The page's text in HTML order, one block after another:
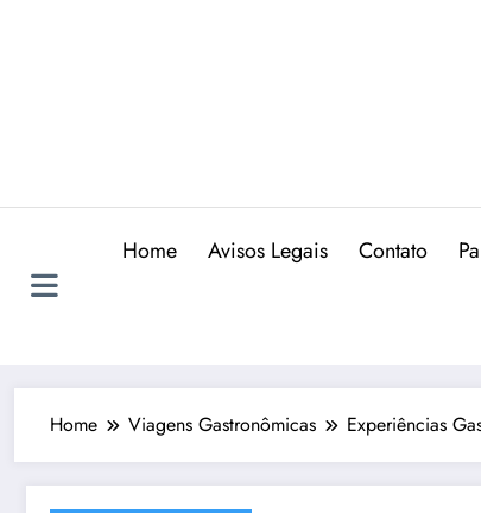
Home Avisos Legais Contato
Home Viagens Gastronômicas Experiências